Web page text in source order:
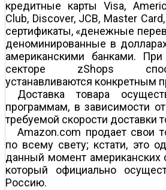
кредитные карты Visa,
Club, Discover, JCB, Master
сертификаты, «денежные
деноминированные в
американскими банками.
секторе zShops
устанавливаются конкретным
Доставка товара
программам, в зависимости
требуемой скорости доставки
Amazon.com продает свои
по всему свету; кстати, это
данный момент американских
который официально
Россию.